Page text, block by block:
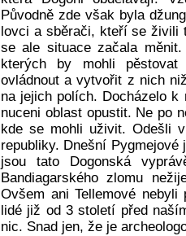
Původně zde však byla
lovci a sběrači, kteří se živili
se ale situace začala
kterých by mohli
ovládnout a vytvořit z nich
na jejich polích. Docházelo k
nuceni oblast opustit. Ne po
kde se mohli uživit. Odešli
republiky. Dnešní
jsou tato Dogonská
Bandiagarského zlomu
Ovšem ani Tellemové
lidé již od 3 století před
nic. Snad jen, že je